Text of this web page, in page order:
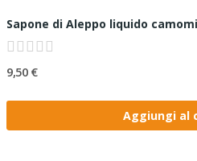
Sapone di Aleppo liquido
9,50 €
Aggiungi al